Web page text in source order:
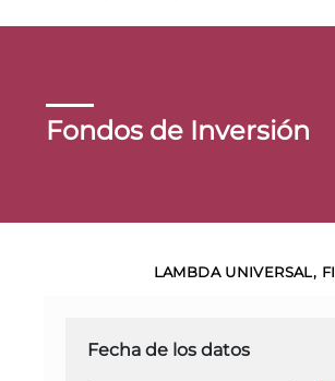
Fondos de Inversión
LAMBDA UNIVERSAL, FI
Fecha de los datos